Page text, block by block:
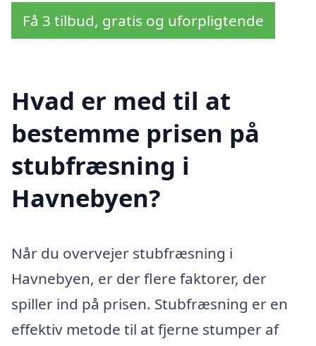
Få 3 tilbud, gratis og uforpligtende
Hvad er med til at
bestemme prisen på
stubfræsning i
Havnebyen?
Når du overvejer stubfræsning i
Havnebyen, er der flere faktorer, der
spiller ind på prisen. Stubfræsning er en
effektiv metode til at fjerne stumper af